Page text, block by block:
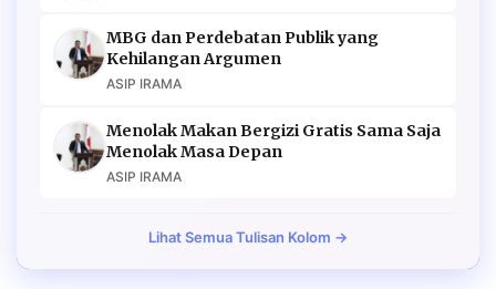
MBG dan Perdebatan Publik yang
Kehilangan Argumen
ASIP IRAMA
Menolak Makan Bergizi Gratis Sama Saja
Menolak Masa Depan
ASIP IRAMA
Lihat Semua Tulisan Kolom →